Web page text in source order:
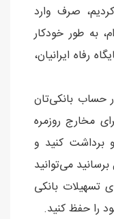
صرف وارد
به طور خودکار
رفاه ایرانیان،
حساب بانکی‌تان
مخارج روزمره
و برداشت کنید و
می‌توانید
تسهیلات بانکی
را حفظ کنید.